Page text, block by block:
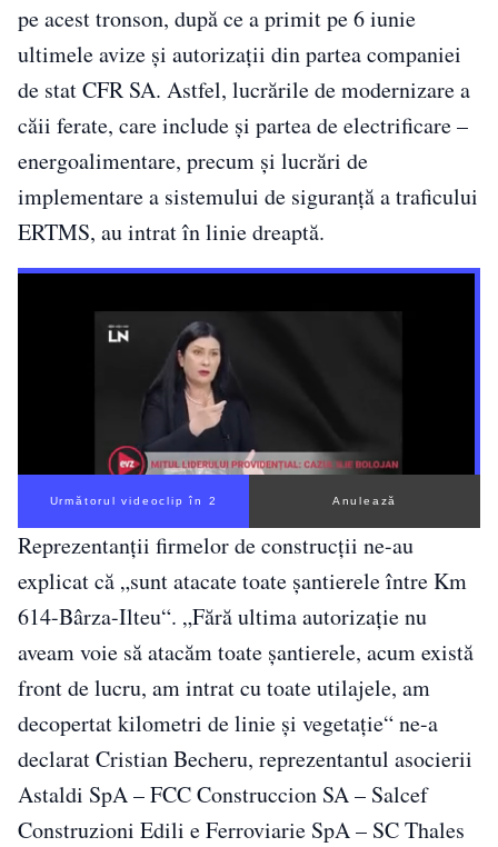
pe acest tronson, după ce a primit pe 6 iunie
ultimele avize și autorizații din partea companiei
de stat CFR SA. Astfel, lucrările de modernizare a
căii ferate, care include și partea de electrificare –
energoalimentare, precum şi lucrări de
implementare a sistemului de siguranţă a traficului
ERTMS, au intrat în linie dreaptă.
Următorul videoclip în 1 Anulează
Reprezentanţii firmelor de construcţii ne-au
explicat că „sunt atacate toate şantierele între Km
614-Bârza-Ilteu“. „Fără ultima autorizaţie nu
aveam voie să atacăm toate şantierele, acum există
front de lucru, am intrat cu toate utilajele, am
decopertat kilometri de linie şi vegetaţie“ ne-a
declarat Cristian Becheru, reprezentantul asocierii
Astaldi SpA – FCC Construccion SA – Salcef
Construzioni Edili e Ferroviarie SpA – SC Thales